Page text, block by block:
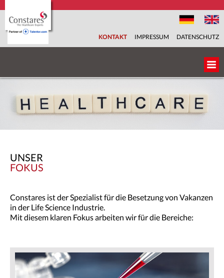
KONTAKT IMPRESSUM DATENSCHUTZ
UNSER TEAM
FACHBEREICHE
KARRIEREPORTAL
BRANCHENINFOS
UNSER
FOKUS
Constares ist der Spezialist für die Besetzung von Vakanzen
in der Life Science Industrie.
Mit diesem klaren Fokus arbeiten wir für die Bereiche: